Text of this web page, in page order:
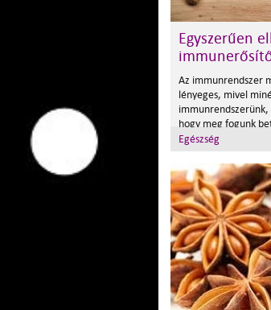
Egyszerűen
Az immunrendszer
lényeges, mivel
immunrendszerünk,
hogy meg fogunk
Egészség